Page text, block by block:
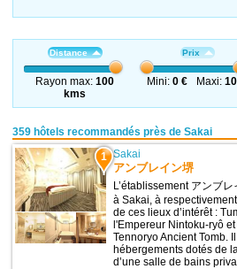
Distance
Rayon max:100
kms
Prix
Mini: 0 € Maxi:
359 hôtels recommandés près de Sakai
1 Sakai
アンブレイン堺
L’établissement アンブ
à Sakai, à
de ces lieux d’intérêt :
l'Empereur Nintoku-ryô
Tennoryo Ancient Tomb.
hébergements dotés de
d’une salle de bains